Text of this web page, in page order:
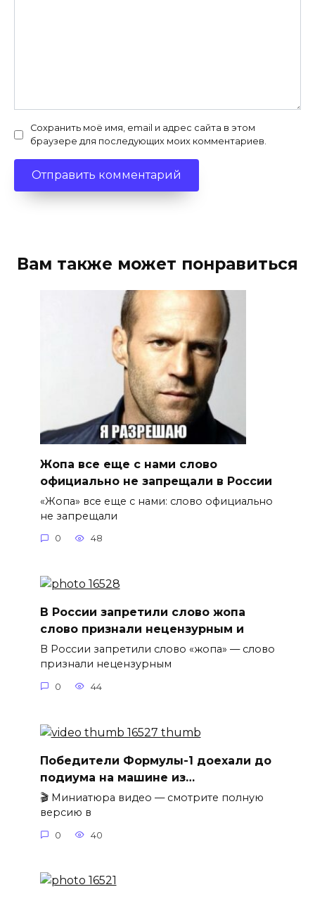
Сохранить моё имя, email и адрес сайта в этом
браузере для последующих моих комментариев.
Вам также может понравиться
Жопа все еще с нами слово
официально не запрещали в России
«Жопа» все еще с нами: слово официально
не запрещали
0 48
В России запретили слово жопа
слово признали нецензурным и
В России запретили слово «жопа» — слово
признали нецензурным
0 44
Победители Формулы-1 доехали до
подиума на машине из…
🎬 Миниатюра видео — смотрите полную
версию в
0 40